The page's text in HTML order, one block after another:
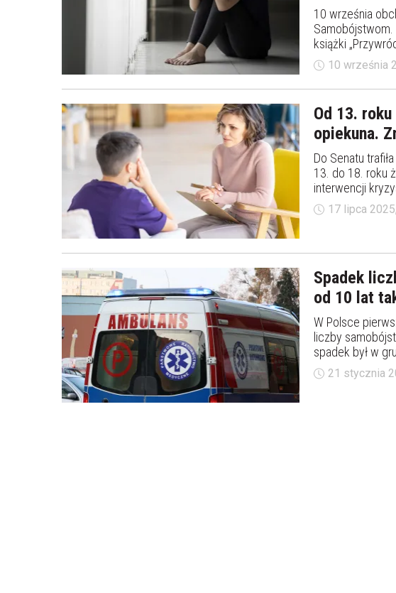
10 września
Samobójstwom.
książki
dlaczego
milczenia, na
potrafią
10 września
Od 13.
opiekuna.
Do Senatu
13. do 18. roku
interwencji
17 lipca
Spadek
od 10 lat
W Polsce
liczby
spadek był w
dr Halszka
21 stycznia